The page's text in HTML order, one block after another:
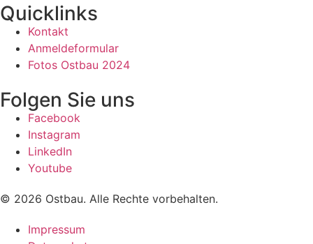
Quicklinks
Kontakt
Anmeldeformular
Fotos Ostbau 2024
Folgen Sie uns
Facebook
Instagram
LinkedIn
Youtube
© 2026 Ostbau. Alle Rechte vorbehalten.
Impressum